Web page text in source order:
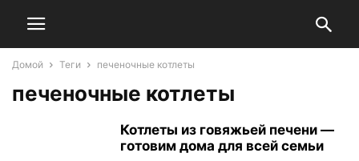
Домой Теги печеночные котлеты
печеночные котлеты
Котлеты из говяжьей печени —
готовим дома для всей семьи